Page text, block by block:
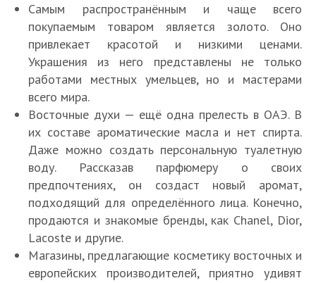
Самым распространённым и чаще всего
покупаемым товаром является золото. Оно
привлекает красотой и низкими ценами.
Украшения из него представлены не только
работами местных умельцев, но и мастерами
всего мира.
Восточные духи — ещё одна прелесть в ОАЭ. В
их составе ароматические масла и нет спирта.
Даже можно создать персональную туалетную
воду. Рассказав парфюмеру о своих
предпочтениях, он создаст новый аромат,
подходящий для определённого лица. Конечно,
продаются и знакомые бренды, как Chanel, Dior,
Lacoste и другие.
Магазины, предлагающие косметику восточных и
европейских производителей, приятно удивят